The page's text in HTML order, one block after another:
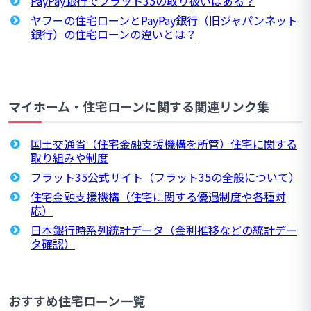
ヤフーの住宅ローンとPayPay銀行（旧ジャパンネット
銀行）の住宅ローンの違いとは？
マイホーム・住宅ローンに関する関連リンク集
国土交通省（住宅金融支援機構を所管）住宅に関する
取り組みや制度
フラット35公式サイト（フラット35の全般について）
住宅金融支援機構（住宅に関する優遇制度や各種対
応）
日本銀行時系列統計データ（金利推移などの統計デー
タ確認）
おすすめ住宅ローン一覧